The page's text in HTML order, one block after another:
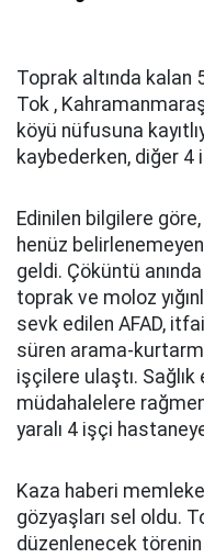
Toprak altında
Tok ,
köyü nüfusuna
kaybederken, diğer 4
Edinilen bilgilere
henüz
geldi. Çöküntü
toprak ve moloz
sevk edilen AFAD,
süren arama-
işçilere ulaştı.
müdahalelere
yaralı 4 işçi hastaneye
Kaza haberi
gözyaşları sel oldu.
düzenlenecek törenin